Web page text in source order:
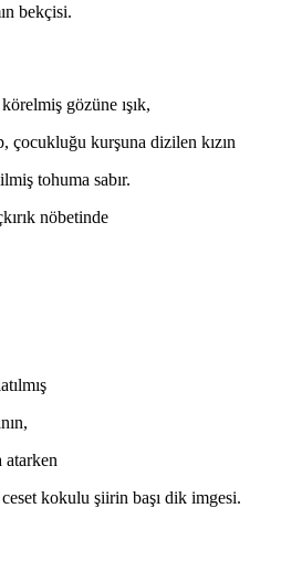
bekçisi.
gözüne ışık,
çocukluğu kurşuna dizilen kızın
tohuma sabır.
nöbetinde
atarken
kokulu şiirin başı dik imgesi.